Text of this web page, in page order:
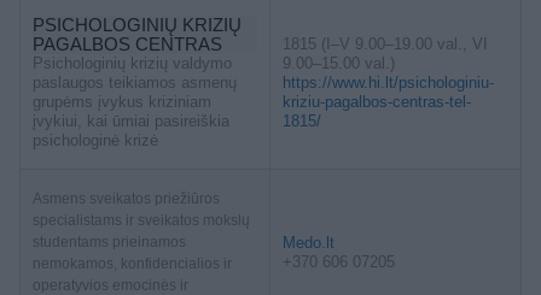
PSICHOLOGINIŲ KRIZIŲ
PAGALBOS CENTRAS
Psichologinių krizių valdymo
paslaugos teikiamos asmenų
grupėms įvykus kriziniam
įvykiui, kai ūmiai pasireiškia
psichologinė krizė
1815 (I–V 9.00–19.00 val., VI
9.00–15.00 val.)
https://www.hi.lt/psichologiniu-
kriziu-pagalbos-centras-tel-
1815/
Asmens sveikatos priežiūros
specialistams ir sveikatos mokslų
studentams prieinamos
nemokamos, konfidencialios ir
operatyvios emocinės ir
Medo.lt
+370 606 07205